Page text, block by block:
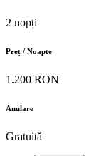
2 nopți
Preț / Noapte
1.200 RON
Anulare
Gratuită